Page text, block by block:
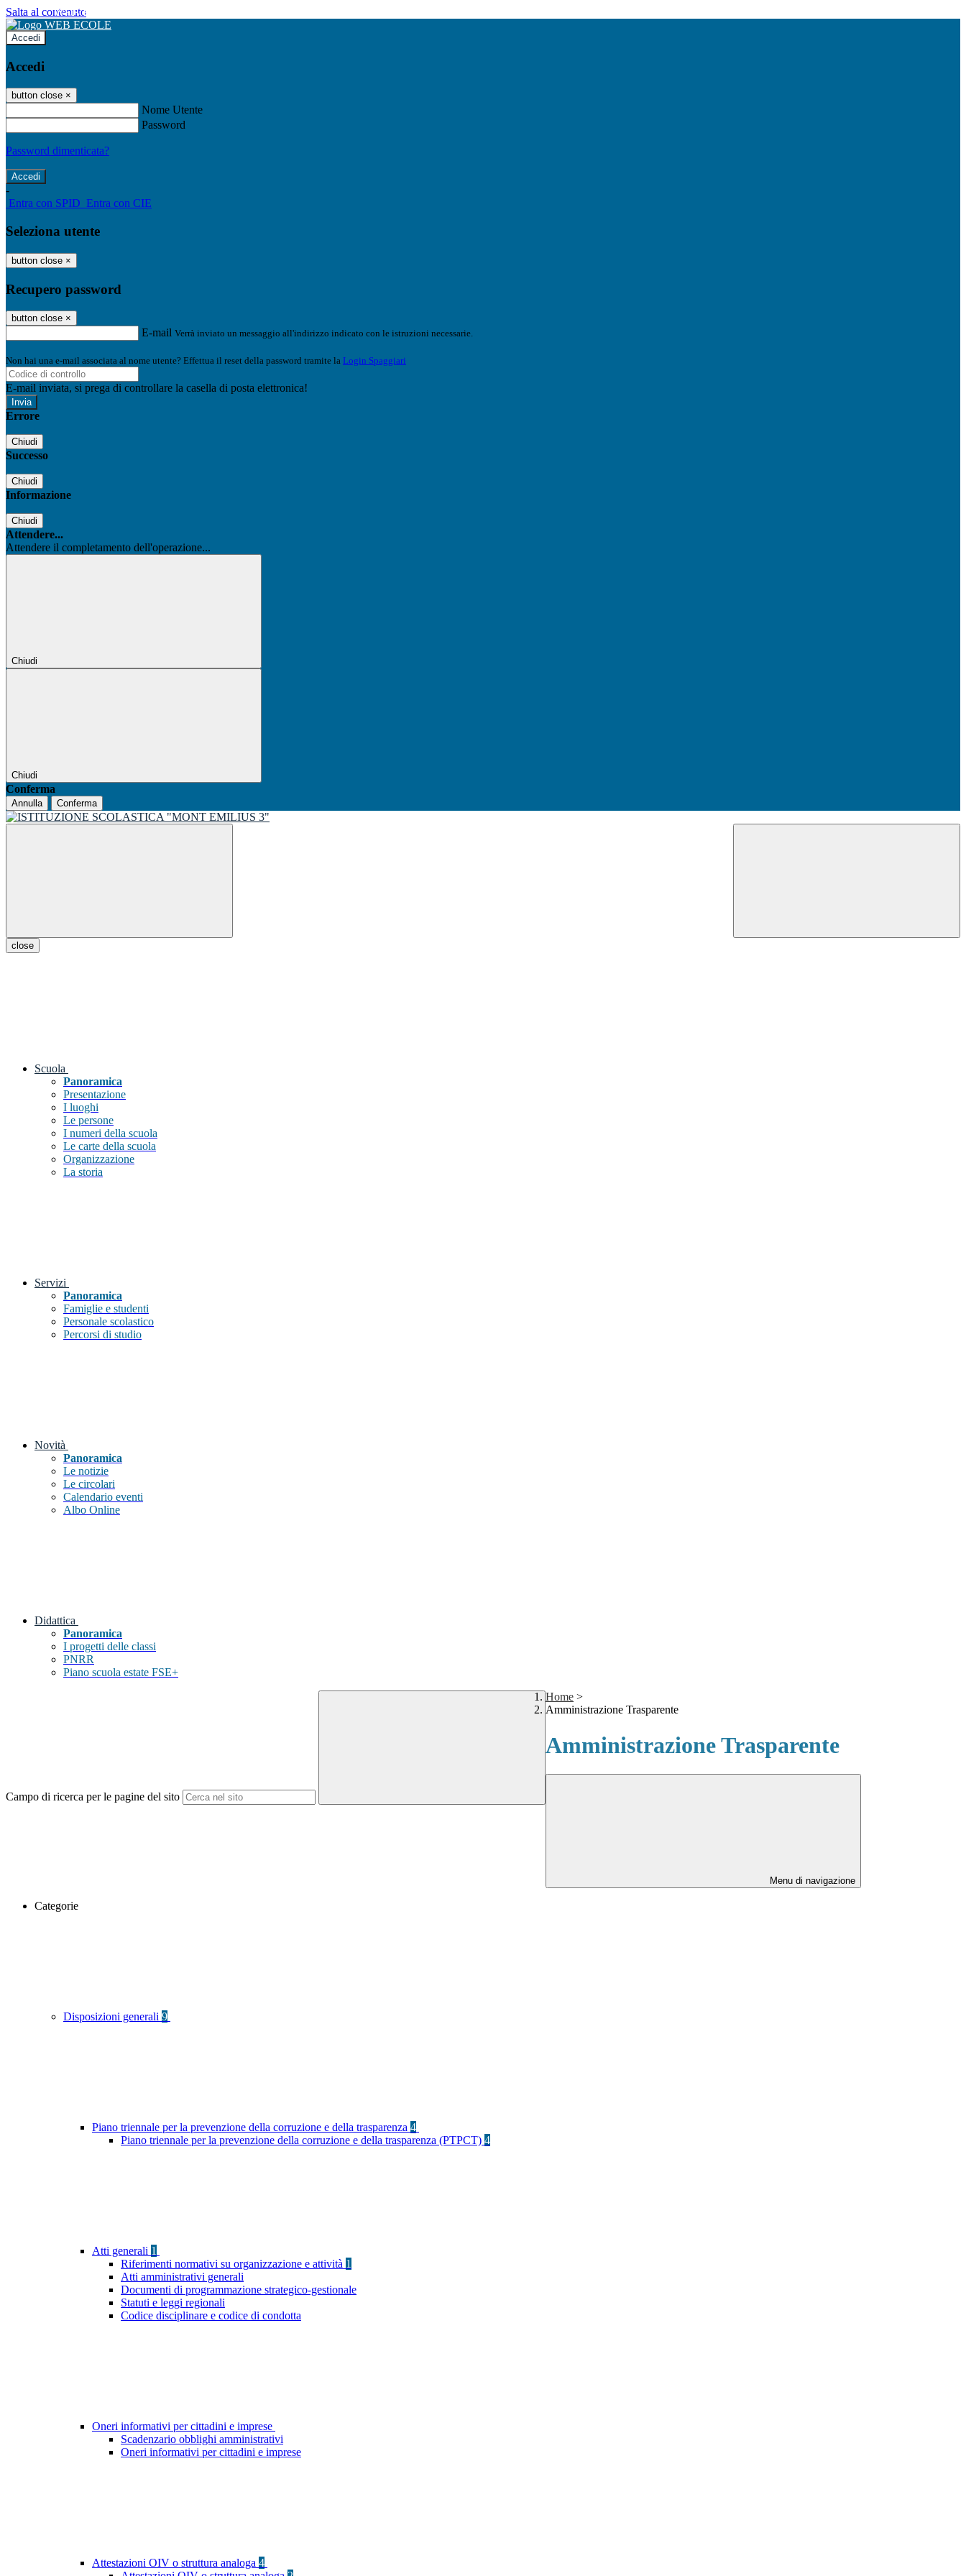
Salta al contenuto
WEB ECOLE
Accedi
Accedi
button close ×
Nome Utente
Password
Password dimenticata?
-
Entra con SPID Entra con CIE
Seleziona utente
button close ×
Recupero password
button close ×
E-mail Verrà inviato un messaggio all'indirizzo indicato con le istruzioni necessarie.
Non hai una e-mail associata al nome utente? Effettua il reset della password tramite la Login Spaggiari
E-mail inviata, si prega di controllare la casella di posta elettronica!
Errore
Chiudi
Successo
Chiudi
Informazione
Chiudi
Attendere...
Attendere il completamento dell'operazione...
Chiudi
Chiudi
Conferma
Annulla Conferma
close
Scuola
Panoramica
Presentazione
I luoghi
Le persone
I numeri della scuola
Le carte della scuola
Organizzazione
La storia
Servizi
Panoramica
Famiglie e studenti
Personale scolastico
Percorsi di studio
Novità
Panoramica
Le notizie
Le circolari
Calendario eventi
Albo Online
Didattica
Panoramica
I progetti delle classi
PNRR
Piano scuola estate FSE+
Campo di ricerca per le pagine del sito
Home >
Amministrazione Trasparente
Amministrazione Trasparente
Menu di navigazione
Categorie
Disposizioni generali 9
Piano triennale per la prevenzione della corruzione e della trasparenza 4
Piano triennale per la prevenzione della corruzione e della trasparenza (PTPCT) 4
Atti generali 1
Riferimenti normativi su organizzazione e attività 1
Atti amministrativi generali
Documenti di programmazione strategico-gestionale
Statuti e leggi regionali
Codice disciplinare e codice di condotta
Oneri informativi per cittadini e imprese
Scadenzario obblighi amministrativi
Oneri informativi per cittadini e imprese
Attestazioni OIV o struttura analoga 4